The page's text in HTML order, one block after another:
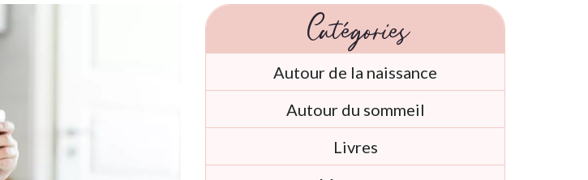
Catégories
Autour de la naissance
Autour du sommeil
Livres